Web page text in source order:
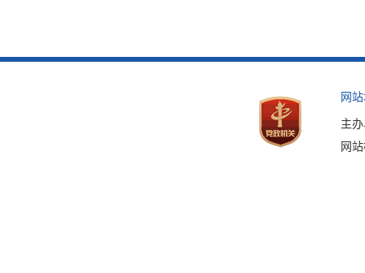
网
主
网